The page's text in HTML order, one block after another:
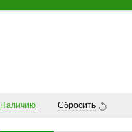
Наличию Сбросить